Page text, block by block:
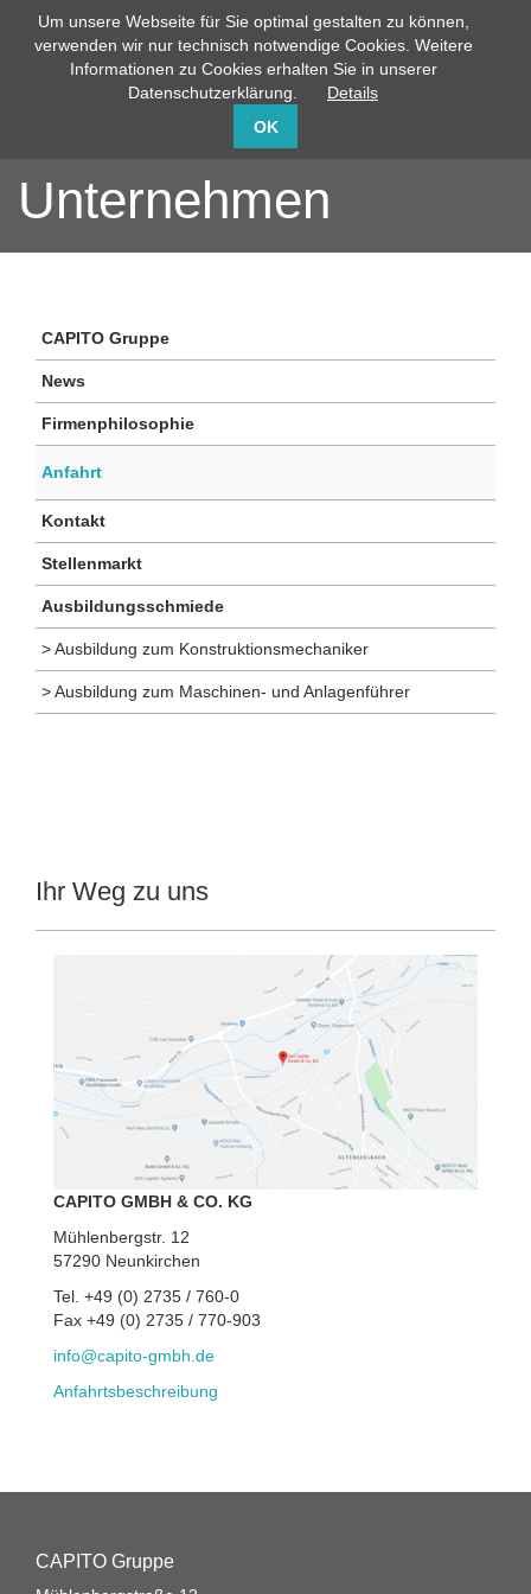
info@capito-gmbh.de 02735 / 760-0
Unternehmen
CAPITO Gruppe
News
Firmenphilosophie
Anfahrt
Kontakt
Stellenmarkt
Ausbildungsschmiede
> Ausbildung zum Konstruktionsmechaniker
> Ausbildung zum Maschinen- und Anlagenführer
Ihr Weg zu uns
CAPITO GMBH & CO. KG
Mühlenbergstr. 12
57290 Neunkirchen
Tel. +49 (0) 2735 / 760-0
Fax +49 (0) 2735 / 770-903
info@capito-gmbh.de
Anfahrtsbeschreibung
CAPITO Gruppe
Um unsere Webseite für Sie optimal gestalten zu können,
verwenden wir nur technisch notwendige Cookies. Weitere
Informationen zu Cookies erhalten Sie in unserer
Datenschutzerklärung.
Details
OK